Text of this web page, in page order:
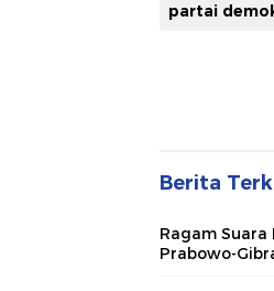
partai
Berita
Ragam Suara
Prabowo-